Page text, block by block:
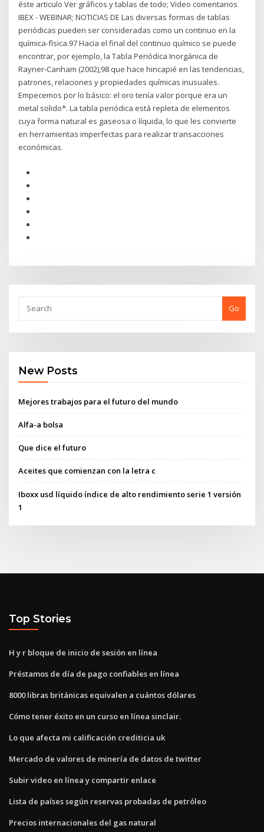
éste articulo Ver gráficos y tablas de todo; Video comentarios
IBEX - WEBINAR; NOTICIAS DE Las diversas formas de tablas
periódicas pueden ser consideradas como un continuo en la
química-física.97 Hacia el final del continuo químico se puede
encontrar, por ejemplo, la Tabla Periódica Inorgánica de
Rayner-Canham (2002),98 que hace hincapié en las tendencias,
patrones, relaciones y propiedades químicas inusuales.
Empecemos por lo básico: el oro tenía valor porque era un
metal solido*. La tabla periódica está repleta de elementos
cuya forma natural es gaseosa o líquida, lo que les convierte
en herramientas imperfectas para realizar transacciones
económicas.
Go
New Posts
Mejores trabajos para el futuro del mundo
Alfa-a bolsa
Que dice el futuro
Aceites que comienzan con la letra c
Iboxx usd líquido índice de alto rendimiento serie 1 versión
1
Top Stories
H y r bloque de inicio de sesión en línea
Préstamos de día de pago confiables en línea
8000 libras británicas equivalen a cuántos dólares
Cómo tener éxito en un curso en línea sinclair.
Lo que afecta mi calificación crediticia uk
Mercado de valores de minería de datos de twitter
Subir video en línea y compartir enlace
Lista de países según reservas probadas de petróleo
Precios internacionales del gas natural